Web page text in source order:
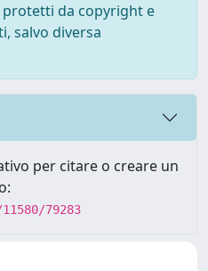
protetti da copyright e
salvo diversa
per citare o creare un
79283